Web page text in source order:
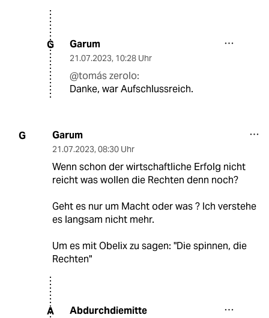
G Garum
21.07.2023, 10:28 Uhr
@tomás zerolo:
Danke, war Aufschlussreich.
G Garum
21.07.2023, 08:30 Uhr
Wenn schon der wirtschaftliche Erfolg nicht
reicht was wollen die Rechten denn noch?
Geht es nur um Macht oder was ? Ich verstehe
es langsam nicht mehr.
Um es mit Obelix zu sagen: "Die spinnen, die
Rechten"
A Abdurchdiemitte